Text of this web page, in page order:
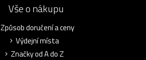
Vše o nákupu
Způsob doručení a ceny
Výdejní místa
Značky od A do Z